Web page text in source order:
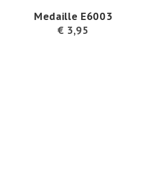
Medaille E6003
€ 3,95